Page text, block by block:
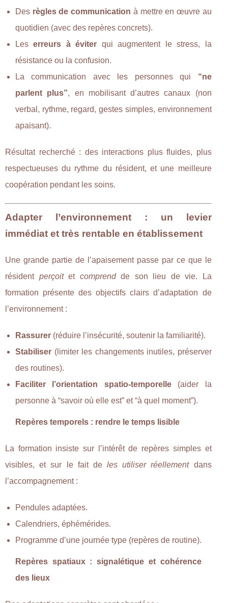
Des règles de communication à mettre en œuvre au
quotidien (avec des repères concrets).
Leserreurs à éviter qui augmentent le stress, la
résistance ou la confusion.
La communication avec les personnes qui “ne
parlent plus”, en mobilisant d’autres canaux (non
verbal, rythme, regard, gestes simples, environnement
apaisant).
Résultat recherché : des interactions plus fluides, plus
respectueuses du rythme du résident, et une meilleure
coopération pendant les soins.
Adapter l’environnement : un levier
immédiat et très rentable en établissement
Une grande partie de l’apaisement passe par ce que le
résident perçoitet comprendde son lieu de vie. La
formation présente des objectifs clairs d’adaptation de
l’environnement :
Rassurer (réduire l’insécurité, soutenir la familiarité).
Stabiliser (limiter les changements inutiles, préserver
des routines).
Faciliter l’orientation spatio-temporelle(aider la
personne à “savoir où elle est” et “à quel moment”).
Repères temporels : rendre le temps lisible
La formation insiste sur l’intérêt de repères simples et
visibles, et sur le fait deles utiliser réellementdans
l’accompagnement :
Pendules adaptées.
Calendriers, éphémérides.
Programme d’une journée type (repères de routine).
Repères spatiaux : signalétique et cohérence
des lieux